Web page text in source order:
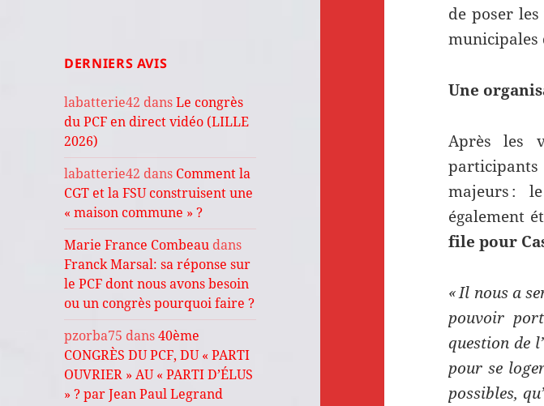
DERNIERS AVIS
labatterie42 dansLe congrès
du PCF en direct vidéo (LILLE
2026)
labatterie42 dans Comment la
CGT et la FSU construisent une
« maison commune » ?
Marie France Combeau dans
Franck Marsal: sa réponse sur
le PCF dont nous avons besoin
ou un congrès pourquoi faire ?
pzorba75 dans40ème
CONGRÈS DU PCF, DU « PARTI
OUVRIER » AU « PARTI D’ÉLUS
» ? par Jean Paul Legrand
de poser
municipales
Une
Après les
majeurs :
également
file pour
« Il nous a
pouvoir
question de
pour se
possibles,